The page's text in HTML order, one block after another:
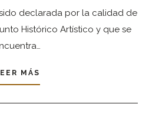
declarada por la calidad de
Histórico Artístico y que se
MÁS